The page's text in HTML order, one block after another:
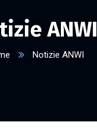
ANWI
Notizie ANWI